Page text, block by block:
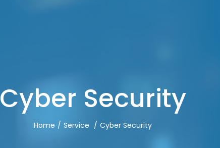
Cyber Security
Home Service Cyber Security